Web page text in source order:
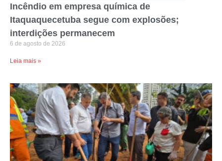
Incêndio em empresa química de
Itaquaquecetuba segue com explosões;
interdições permanecem
6 de agosto de 2026
Leia mais »